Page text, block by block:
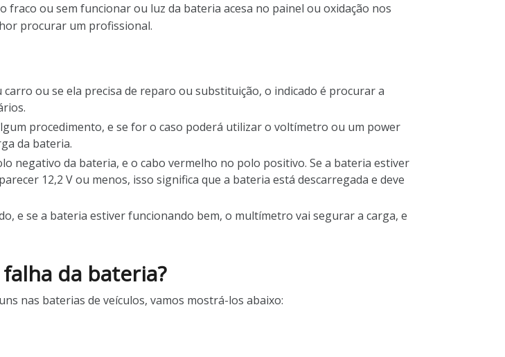
fraco ou sem funcionar ou luz da bateria acesa no painel ou oxidação nos
procurar um profissional.
ou se ela precisa de reparo ou substituição, o indicado é procurar a
procedimento, e se for o caso poderá utilizar o voltímetro ou um power
da bateria.
negativo da bateria, e o cabo vermelho no polo positivo. Se a bateria estiver
12,2 V ou menos, isso significa que a bateria está descarregada e deve
e se a bateria estiver funcionando bem, o multímetro vai segurar a carga, e
da bateria?
nas baterias de veículos, vamos mostrá-los abaixo: